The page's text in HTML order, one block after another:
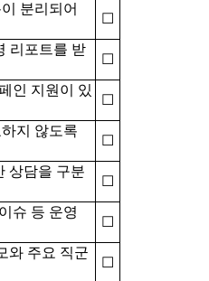
분리되어
☐
리포트를 받
☐
인 지원이 있
☐
지 않도록
☐
상담을 구분
☐
슈 등 운영
☐
와 주요 직군
☐